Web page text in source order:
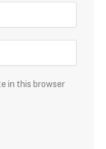
in this browser